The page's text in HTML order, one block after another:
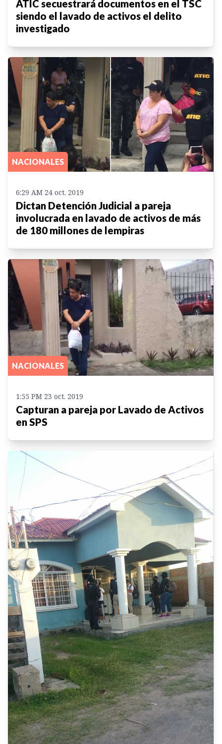
ATIC secuestrará documentos en el TSC
siendo el lavado de activos el delito
investigado
NACIONALES
6:29 AM 24 oct. 2019
Dictan Detención Judicial a pareja
involucrada en lavado de activos de más
de 180 millones de lempiras
NACIONALES
1:55 PM 23 oct. 2019
Capturan a pareja por Lavado de Activos
en SPS